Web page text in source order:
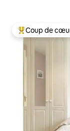
Coups de cœur
Coup de